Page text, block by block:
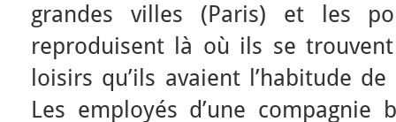
grandes villes (Paris) et les
reproduisent là où ils se
loisirs qu’ils avaient l’habitude
Les employés d’une compagnie